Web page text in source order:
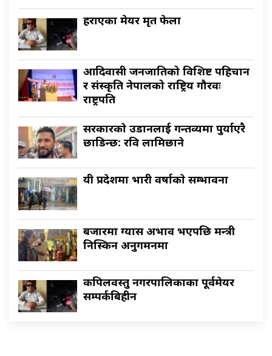
हराएका मेयर मृत फेला
आदिवासी जनजातिको विशिष्ट पहिचान
र संस्कृति नेपालको राष्ट्रिय गौरवः
राष्ट्रपति
सरकारकाे उडानलाई गन्तव्यमा पुर्याएरै
छाडिन्छ: रवि लामिछाने
यी प्रदेशमा भारी वर्षाकाे सम्भावना
बजारमा ग्यास अभाव भएपछि मन्त्री
निस्किन अनुगमनमा
कपिलवस्तु नगरपालिकाका पूर्वमेयर
सम्पर्कबिहीन